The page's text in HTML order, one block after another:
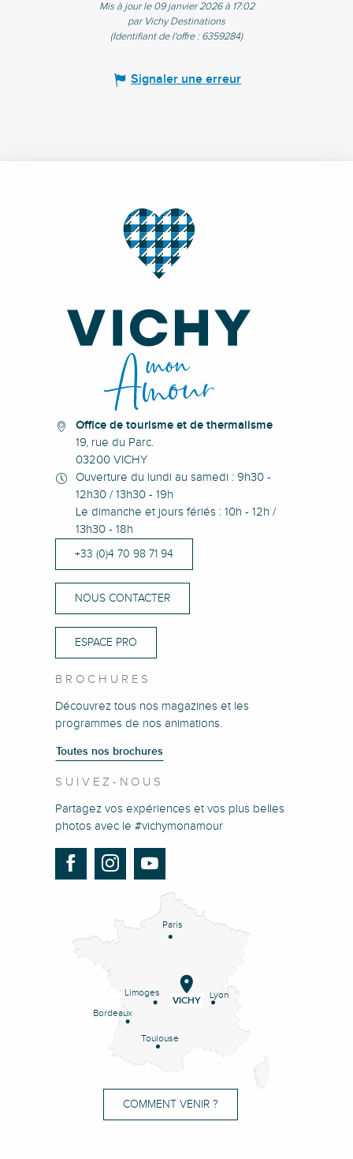
Mis à jour le 09 janvier 2026 à 17:02
par Vichy Destinations
(Identifiant de l'offre : 6359284)
Signaler une erreur
Office de tourisme et de thermalisme
19, rue du Parc.
03200 VICHY
Ouverture du lundi au samedi : 9h30 -
12h30 / 13h30 - 19h
Le dimanche et jours fériés : 10h - 12h /
13h30 - 18h
+33 (0)4 70 98 71 94
NOUS CONTACTER
ESPACE PRO
BROCHURES
Découvrez tous nos magazines et les
programmes de nos animations.
Toutes nos brochures
SUIVEZ-NOUS
Partagez vos expériences et vos plus belles
photos avec le #vichymonamour
Paris
Lyon
Limoges
Bordeaux
Toulouse
VICHY
COMMENT VENIR ?